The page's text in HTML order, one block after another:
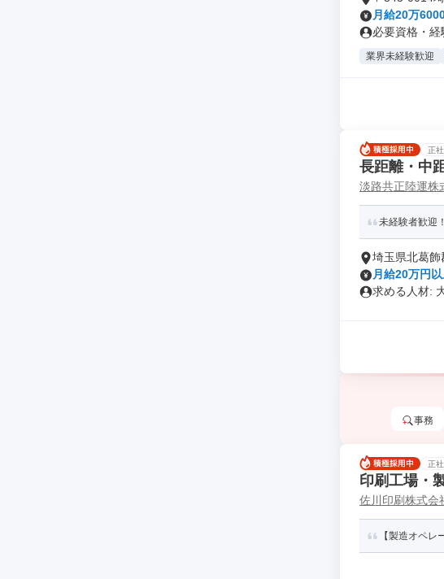
月給20万
必要資格・経
業界未経験歓迎
正
長距離・中
淡路共正陸運株
未経験者歓迎
埼玉県北葛飾
月給20万円
求める人材:
事務
正
印刷工場・
佐川印刷株式会
【製造オペ